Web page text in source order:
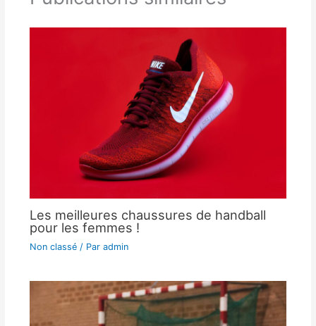
Les meilleures chaussures de handball
pour les femmes !
Non classé/ Par admin